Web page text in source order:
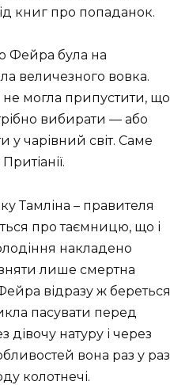
книг про попаданок.
Фейра була на
величезного вовка.
не могла припустити, що
вибирати — або
чарівний світ. Саме
Тамліна – правителя
про таємницю, що і
накладено
лише смертна
відразу ж береться
пасувати перед
натуру і через
вона раз у раз
колотнечі.